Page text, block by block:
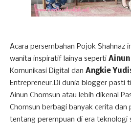
Acara persembahan Pojok Shahnaz
wanita inspiratif lainya seperti Ainun
Komunikasi Digital dan Angkie
Entrepreneur.Di dunia blogger pasti
Ainun Chomsun atau lebih dikenal
Chomsun berbagi banyak cerita dan
tentang perempuan di era teknologi